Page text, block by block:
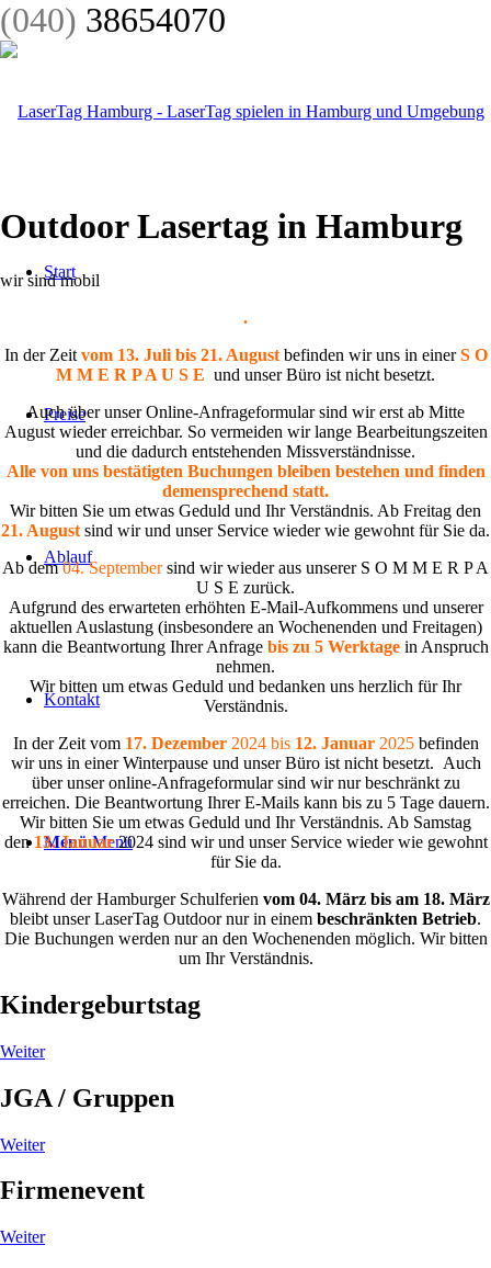
(040) 38654070
Start
Preise
Ablauf
Kontakt
Menü Menü
Outdoor Lasertag in Hamburg
wir sind mobil
.
In der Zeit vom 13. Juli bis 21. August befinden wir uns in einerS O
M M E R P A U S E und unser Büro ist nicht besetzt.
Auch über unser Online-Anfrageformular sind wir erst ab Mitte
August wieder erreichbar. So vermeiden wir lange Bearbeitungszeiten
und die dadurch entstehenden Missverständnisse.
Alle von uns bestätigten Buchungen bleiben bestehen und finden
demensprechend statt.
Wir bitten Sie um etwas Geduld und Ihr Verständnis. Ab Freitag den
21. August sind wir und unser Service wieder wie gewohnt für Sie da.
Ab dem 04. September sind wir wieder aus unserer S O M M E R P A
U S E zurück.
Aufgrund des erwarteten erhöhten E-Mail-Aufkommens und unserer
aktuellen Auslastung (insbesondere an Wochenenden und Freitagen)
kann die Beantwortung Ihrer Anfrage bis zu 5 Werktage in Anspruch
nehmen.
Wir bitten um etwas Geduld und bedanken uns herzlich für Ihr
Verständnis.
In der Zeit vom 17. Dezember2024 bis 12. Januar2025 befinden
wir uns in einer Winterpause und unser Büro ist nicht besetzt. Auch
über unser online-Anfrageformular sind wir nur beschränkt zu
erreichen. Die Beantwortung Ihrer E-Mails kann bis zu 5 Tage dauern.
Wir bitten Sie um etwas Geduld und Ihr Verständnis. Ab Samstag
den13. Januar 2024 sind wir und unser Service wieder wie gewohnt
für Sie da.
Während der Hamburger Schulferien vom 04. März bis am 18. März
bleibt unser LaserTag Outdoor nur in einem beschränkten Betrieb.
Die Buchungen werden nur an den Wochenenden möglich. Wir bitten
um Ihr Verständnis.
Kindergeburtstag
Weiter
JGA / Gruppen
Weiter
Firmenevent
Weiter